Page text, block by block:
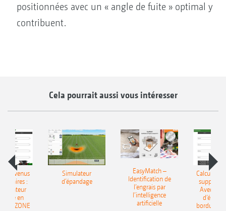
positionnées avec un « angle de fuite » optimal y
contribuent.
Cela pourrait aussi vous intéresser
revenus
:
en
Simulateur
d‘épandage
EasyMatch –
Identification de
l’engrais par
l’intelligence
artificielle
Calculer
Avec
bordure